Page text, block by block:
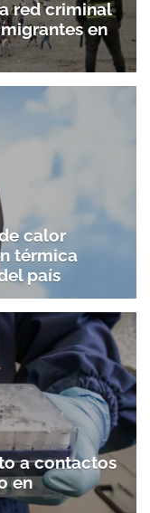
boletín.
red criminal
en
calor
térmica
país
a contactos
en